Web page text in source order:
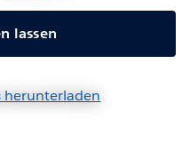
lassen
herunterladen